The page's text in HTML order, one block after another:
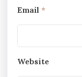
Email *
Website